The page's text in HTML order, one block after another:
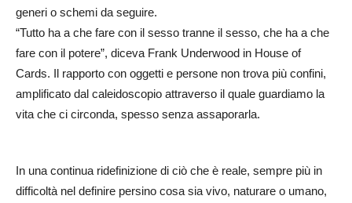
generi o schemi da seguire.
“Tutto ha a che fare con il sesso tranne il sesso, che ha a che
fare con il potere”, diceva Frank Underwood in House of
Cards. Il rapporto con oggetti e persone non trova più confini,
amplificato dal caleidoscopio attraverso il quale guardiamo la
vita che ci circonda, spesso senza assaporarla.
In una continua ridefinizione di ciò che è reale, sempre più in
difficoltà nel definire persino cosa sia vivo, naturare o umano,